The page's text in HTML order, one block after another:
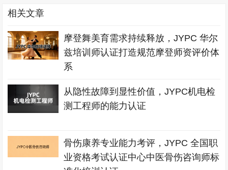
相关文章
摩登舞美育需求持续释放，JYPC 华尔
兹培训师认证打造规范摩登师资评价体
系
从隐性故障到显性价值，JYPC机电检
测工程师的能力认证
骨伤康养专业能力考评，JYPC 全国职
业资格考试认证中心中医骨伤咨询师标